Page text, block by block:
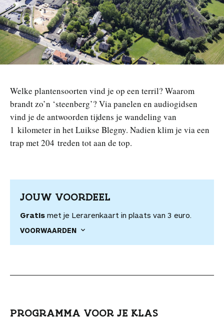
n
Welke plantensoorten vind je op een terril? Waarom
brandt zo’n ‘steenberg’? Via panelen en audiogidsen
vind je de antwoorden tijdens je wandeling van
1 kilometer in het Luikse Blegny. Nadien klim je via een
trap met 204 treden tot aan de top.
JOUW VOORDEEL
Gratis met je Lerarenkaart in plaats van 3 euro.
VOORWAARDEN
PROGRAMMA VOOR JE KLAS